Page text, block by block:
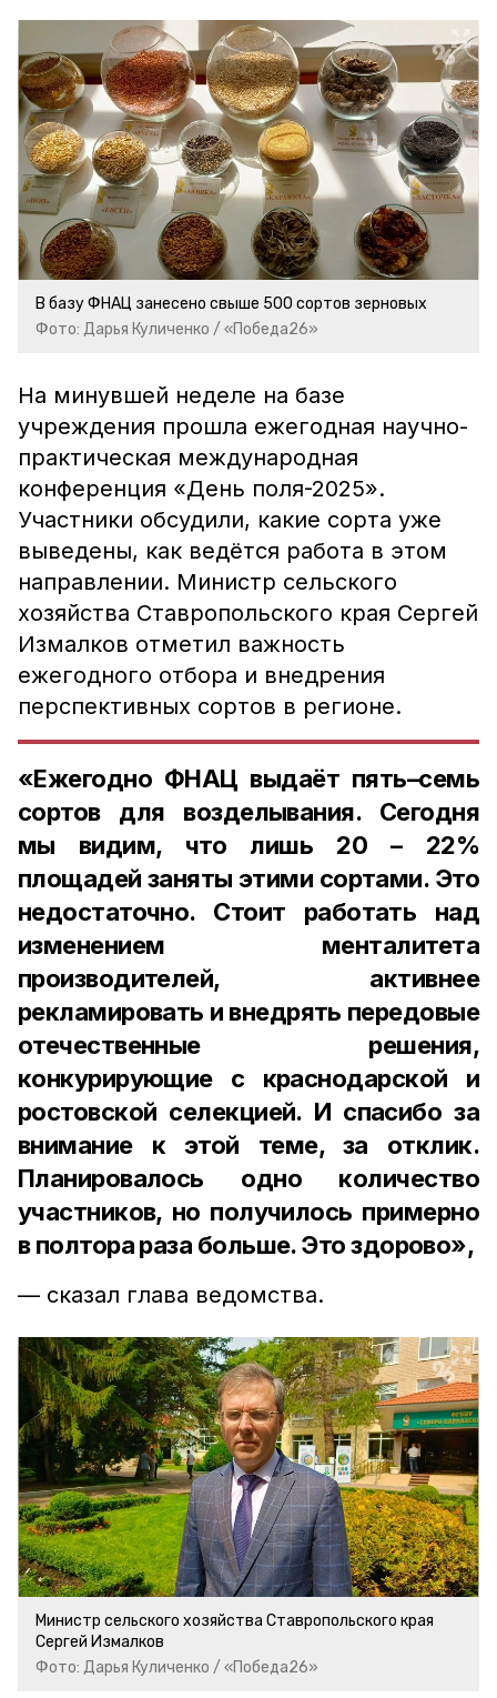
В базу ФНАЦ занесено свыше 500 сортов зерновых
Фото: Дарья Куличенко / «Победа26»
На минувшей неделе на базе
учреждения прошла ежегодная научно-
практическая международная
конференция «День поля-2025».
Участники обсудили, какие сорта уже
выведены, как ведётся работа в этом
направлении. Министр сельского
хозяйства Ставропольского края Сергей
Измалков отметил важность
ежегодного отбора и внедрения
перспективных сортов в регионе.
«Ежегодно ФНАЦ выдаёт пять–семь
сортов для возделывания. Сегодня
мы видим, что лишь 20 – 22%
площадей заняты этими сортами. Это
недостаточно. Стоит работать над
изменением менталитета
производителей, активнее
рекламировать и внедрять передовые
отечественные решения,
конкурирующие с краснодарской и
ростовской селекцией. И спасибо за
внимание к этой теме, за отклик.
Планировалось одно количество
участников, но получилось примерно
в полтора раза больше. Это здорово»,
— сказал глава ведомства.
Министр сельского хозяйства Ставропольского края
Сергей Измалков
Фото: Дарья Куличенко / «Победа26»